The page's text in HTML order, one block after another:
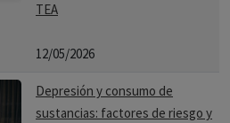
TEA
12/05/2026
Depresión y consumo de
sustancias: factores de riesgo y